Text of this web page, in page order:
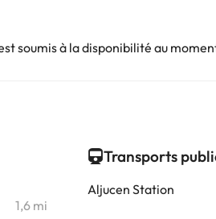
soumis à la disponibilité au
1,6 mi
Transports
Aljucen Station